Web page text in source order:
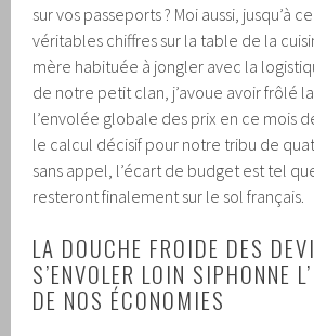
sur vos passeports ? Moi aussi, jusqu’à
véritables chiffres sur la table de la
mère habituée à jongler avec la
de notre petit clan, j’avoue avoir frôlé
l’envolée globale des prix en ce mois
le calcul décisif pour notre tribu de
sans appel, l’écart de budget est tel
resteront finalement sur le sol français.
LA DOUCHE FROIDE DES
S’ENVOLER LOIN SIPHONNE
DE NOS ÉCONOMIES